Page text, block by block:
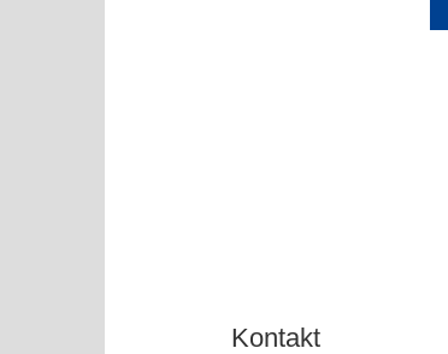
Kontakt